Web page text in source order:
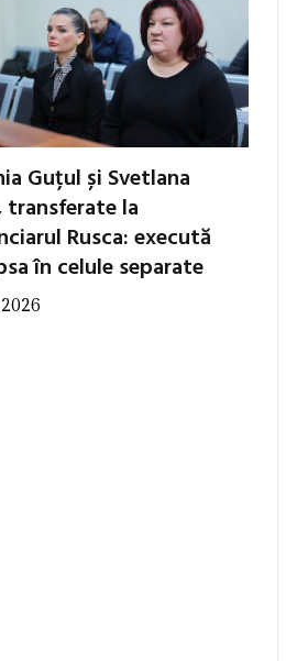
Guțul și Svetlana
transferate la
Rusca: execută
în celule separate